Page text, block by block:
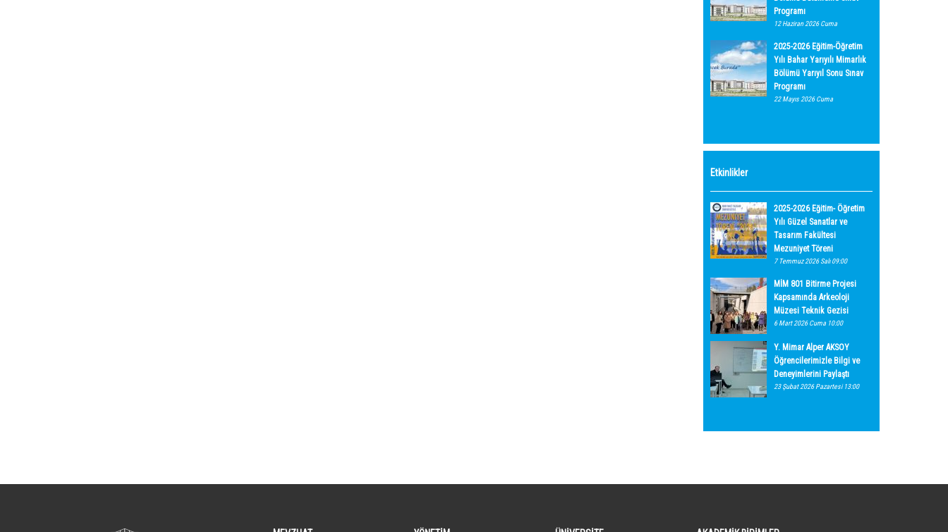
Programı
12 Haziran 2026 Cuma
2025-2026 Eğitim-Öğretim
Yılı Bahar Yarıyılı Mimarlık
Bölümü Yarıyıl Sonu Sınav
Programı
22 Mayıs 2026 Cuma
Etkinlikler
2025-2026 Eğitim- Öğretim
Yılı Güzel Sanatlar ve
Tasarım Fakültesi
Mezuniyet Töreni
7 Temmuz 2026 Salı 09:00
MİM 801 Bitirme Projesi
Kapsamında Arkeoloji
Müzesi Teknik Gezisi
6 Mart 2026 Cuma 10:00
Y. Mimar Alper AKSOY
Öğrencilerimizle Bilgi ve
Deneyimlerini Paylaştı
23 Şubat 2026 Pazartesi 13:00